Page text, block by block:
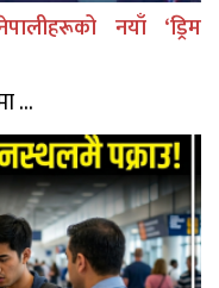
नयाँ ‘ड्रिम
...